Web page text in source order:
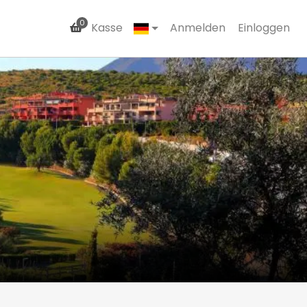
0 Kasse Anmelden Einloggen